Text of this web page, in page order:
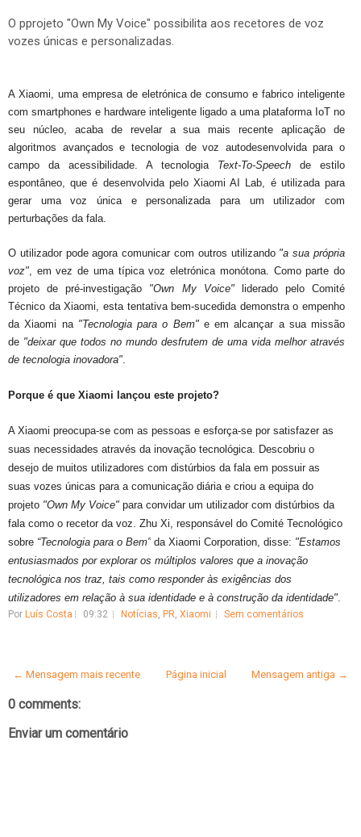
O pprojeto "Own My Voice" possibilita aos recetores de voz
vozes únicas e personalizadas.
A Xiaomi, uma empresa de eletrónica de consumo e fabrico inteligente
com smartphones e hardware inteligente ligado a uma plataforma IoT no
seu núcleo, acaba de revelar a sua mais recente aplicação de
algoritmos avançados e tecnologia de voz autodesenvolvida para o
campo da acessibilidade. A tecnologia Text-To-Speech de estilo
espontâneo, que é desenvolvida pelo Xiaomi AI Lab, é utilizada para
gerar uma voz única e personalizada para um utilizador com
perturbações da fala.
O utilizador pode agora comunicar com outros utilizando "a sua própria
voz", em vez de uma típica voz eletrónica monótona. Como parte do
projeto de pré-investigação "Own My Voice"liderado pelo Comité
Técnico da Xiaomi, esta tentativa bem-sucedida demonstra o empenho
da Xiaomi na "Tecnologia para o Bem"e em alcançar a sua missão
de "deixar que todos no mundo desfrutem de uma vida melhor através
de tecnologia inovadora".
Porque é que Xiaomi lançou este projeto?
A Xiaomi preocupa-se com as pessoas e esforça-se por satisfazer as
suas necessidades através da inovação tecnológica. Descobriu o
desejo de muitos utilizadores com distúrbios da fala em possuir as
suas vozes únicas para a comunicação diária e criou a equipa do
projeto "Own My Voice" para convidar um utilizador com distúrbios da
fala como o recetor da voz. Zhu Xi, responsável do Comité Tecnológico
sobre “Tecnologia para o Bem” da Xiaomi Corporation, disse: "Estamos
entusiasmados por explorar os múltiplos valores que a inovação
tecnológica nos traz, tais como responder às exigências dos
utilizadores em relação à sua identidade e à construção da identidade"
Por Luís Costa 09:32 Notícias, PR, Xiaomi Sem comentários
← Mensagem mais recente Mensagem antiga →
Página inicial
0 comments:
Enviar um comentário